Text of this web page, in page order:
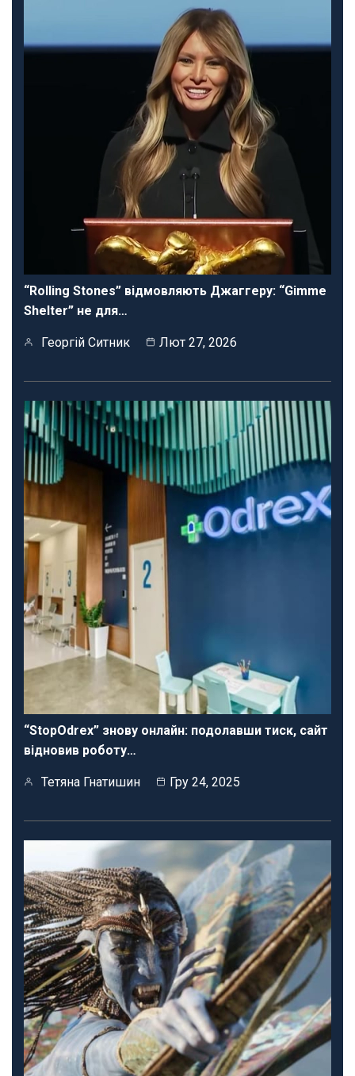
“Rolling Stones” відмовляють Джаггеру: “Gimme
Shelter” не для…
Георгій Ситник Лют 27, 2026
“StopOdrex” знову онлайн: подолавши тиск, сайт
відновив роботу…
Тетяна Гнатишин Гру 24, 2025